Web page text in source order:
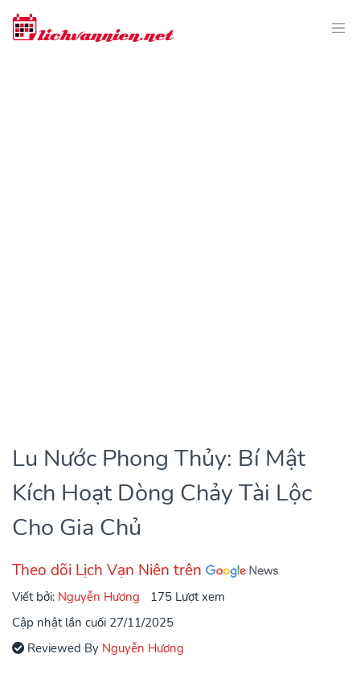
Lu Nước Phong Thủy: Bí Mật
Kích Hoạt Dòng Chảy Tài Lộc
Cho Gia Chủ
Theo dõi Lịch Vạn Niên trên
Viết bởi: Nguyễn Hương
175 Lượt xem
Cập nhật lần cuối 27/11/2025
Reviewed By Nguyễn Hương